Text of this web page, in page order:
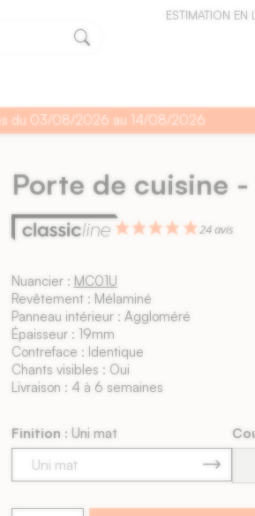
ESTIMATION EN
du 03/08/2026 au 14/08/2026
Porte de cuisine -
24 avis
Nuancier : MC01U
Revêtement : Mélaminé
Panneau intérieur : Aggloméré
Épaisseur : 19mm
Contreface : Identique
Chants visibles : Oui
Livraison : 4 à 6 semaines
Finition : Uni mat